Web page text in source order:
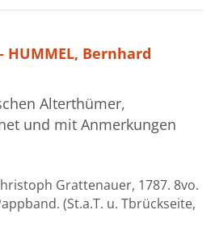
HUMMEL, Bernhard
Alterthümer,
und mit Anmerkungen
Grattenauer, 1787. 8vo.
(St.a.T. u. Tbrückseite,